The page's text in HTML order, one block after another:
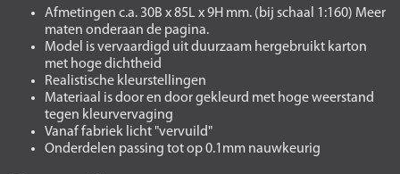
Afmetingen c.a. 30B x 85L x 9H mm. (bij schaal 1:160) Meer
maten onderaan de pagina.
Model is vervaardigd uit duurzaam hergebruikt karton
met hoge dichtheid
Realistische kleurstellingen
Materiaal is door en door gekleurd met hoge weerstand
tegen kleurvervaging
Vanaf fabriek licht "vervuild"
Onderdelen passing tot op 0.1mm nauwkeurig